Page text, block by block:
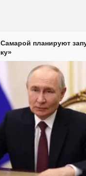
планируют